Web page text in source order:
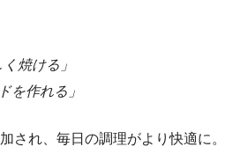
焼ける」
を作れる」
され、毎日の調理がより快適に。